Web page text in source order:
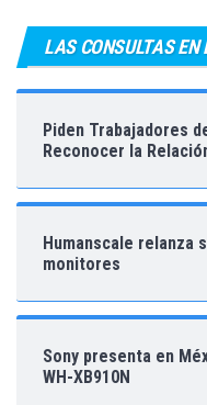
LAS CONSULTAS
Piden Trabajadores
Reconocer la
Humanscale relanza
monitores
Sony presenta en
WH-XB910N